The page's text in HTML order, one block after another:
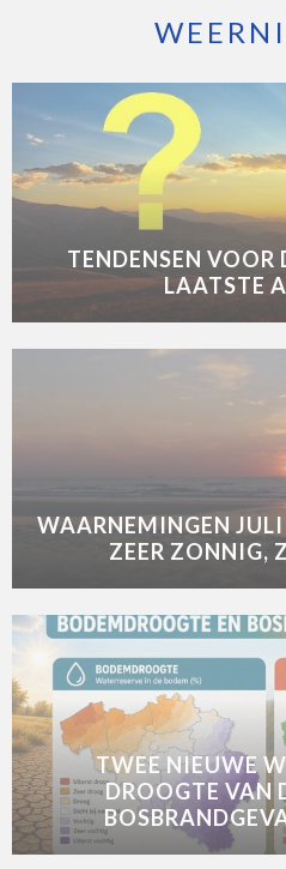
TENDENSEN VOOR
LAATSTE
WAARNEMINGEN
ZEER ZONNIG,
TWEE NIEUWE
DROOGTE VAN